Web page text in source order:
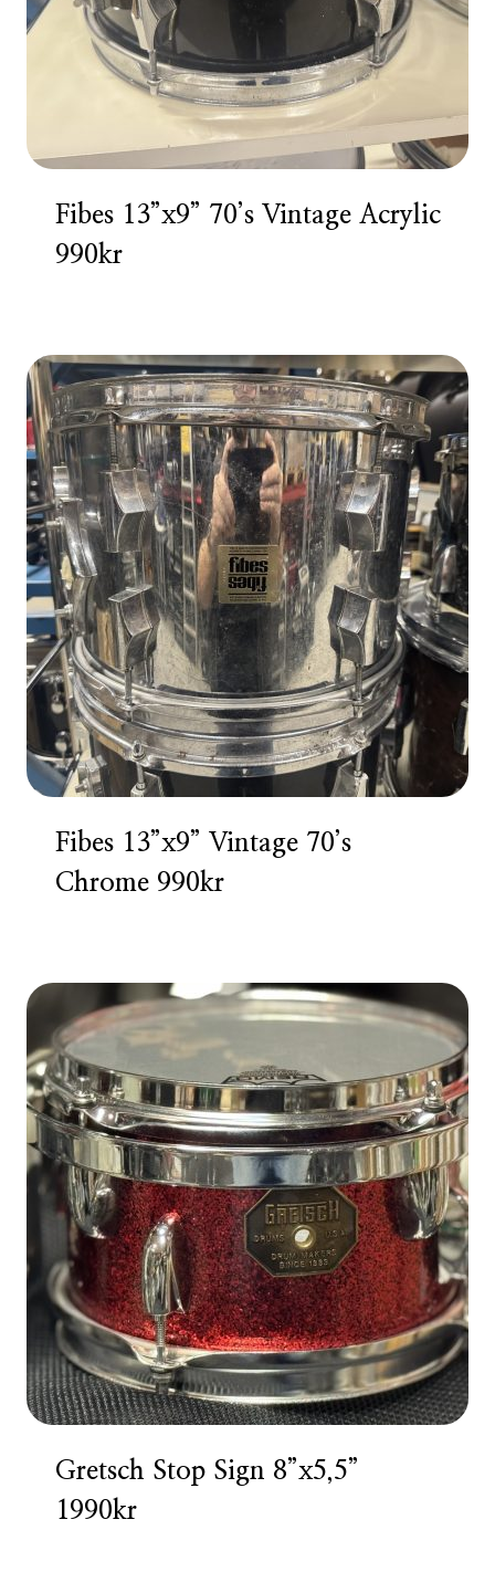
Fibes 13”x9” 70’s Vintage Acrylic
990kr
Fibes 13”x9” Vintage 70’s
Chrome 990kr
Gretsch Stop Sign 8”x5,5”
1990kr